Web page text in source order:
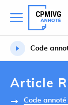
Code
Article
Code